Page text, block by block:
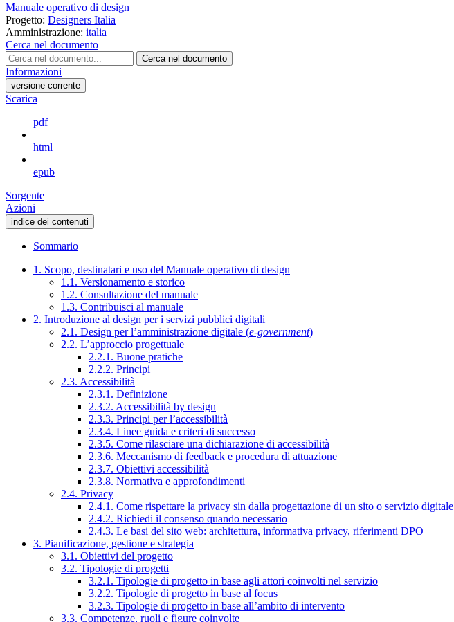
Manuale operativo di design
Progetto: Designers Italia
Amministrazione: italia
Cerca nel documento
Cerca nel documento
Informazioni
versione-corrente
Scarica
pdf
html
epub
Sorgente
Azioni
indice dei contenuti
Sommario
1. Scopo, destinatari e uso del Manuale operativo di design
1.1. Versionamento e storico
1.2. Consultazione del manuale
1.3. Contribuisci al manuale
2. Introduzione al design per i servizi pubblici digitali
2.1. Design per l’amministrazione digitale (e-government)
2.2. L’approccio progettuale
2.2.1. Buone pratiche
2.2.2. Principi
2.3. Accessibilità
2.3.1. Definizione
2.3.2. Accessibilità by design
2.3.3. Principi per l’accessibilità
2.3.4. Linee guida e criteri di successo
2.3.5. Come rilasciare una dichiarazione di accessibilità
2.3.6. Meccanismo di feedback e procedura di attuazione
2.3.7. Obiettivi accessibilità
2.3.8. Normativa e approfondimenti
2.4. Privacy
2.4.1. Come rispettare la privacy sin dalla progettazione di un sito o servizio digitale
2.4.2. Richiedi il consenso quando necessario
2.4.3. Le basi del sito web: architettura, informativa privacy, riferimenti DPO
3. Pianificazione, gestione e strategia
3.1. Obiettivi del progetto
3.2. Tipologie di progetti
3.2.1. Tipologie di progetto in base agli attori coinvolti nel servizio
3.2.2. Tipologie di progetto in base al focus
3.2.3. Tipologie di progetto in base all’ambito di intervento
3.3. Competenze, ruoli e figure coinvolte